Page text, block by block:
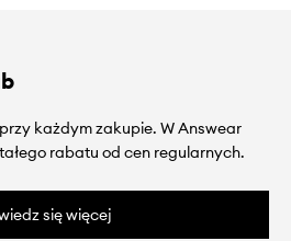
każdym zakupie. W Answear
rabatu od cen regularnych.
się więcej